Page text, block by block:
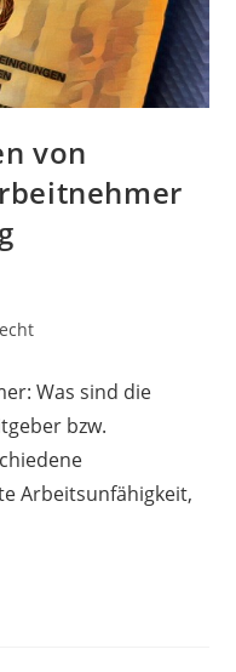
von
Was sind die
bzw.
Arbeitsunfähigkeit,